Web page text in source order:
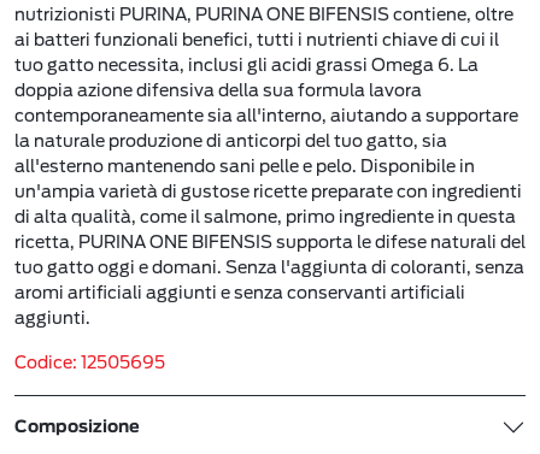
nutrizionisti PURINA, PURINA ONE BIFENSIS contiene, oltre
ai batteri funzionali benefici, tutti i nutrienti chiave di cui il
tuo gatto necessita, inclusi gli acidi grassi Omega 6. La
doppia azione difensiva della sua formula lavora
contemporaneamente sia all'interno, aiutando a supportare
la naturale produzione di anticorpi del tuo gatto, sia
all'esterno mantenendo sani pelle e pelo. Disponibile in
un'ampia varietà di gustose ricette preparate con ingredienti
di alta qualità, come il salmone, primo ingrediente in questa
ricetta, PURINA ONE BIFENSIS supporta le difese naturali del
tuo gatto oggi e domani. Senza l'aggiunta di coloranti, senza
aromi artificiali aggiunti e senza conservanti artificiali
aggiunti.
Codice: 12505695
Composizione